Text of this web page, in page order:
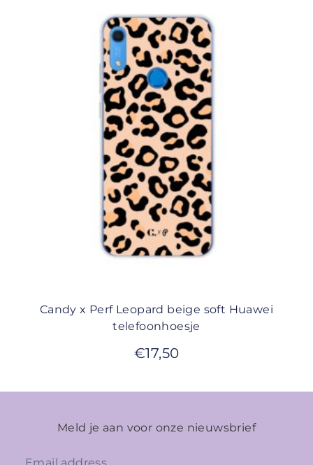
Candy x Perf Leopard beige soft Huawei
telefoonhoesje
€17,50
Meld je aan voor onze nieuwsbrief